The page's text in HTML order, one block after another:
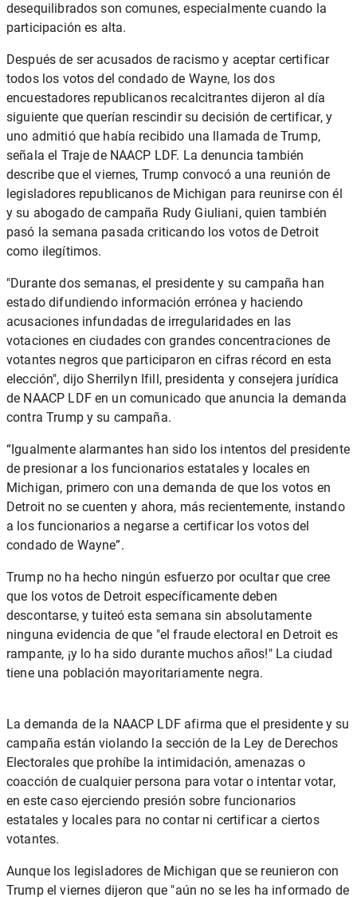
desequilibrados son comunes, especialmente cuando la
participación es alta.
Después de ser acusados ​​de racismo y aceptar certificar
todos los votos del condado de Wayne, los dos
encuestadores republicanos recalcitrantesdijeron al día
siguiente que querían rescindir su decisión de certificar, y
uno admitió que había recibido una llamada de Trump,
señala el Traje de NAACP LDF. La denuncia también
describe que el viernes, Trump convocó a una reunión de
legisladores republicanos de Michigan para reunirse con él
y su abogado de campaña Rudy Giuliani, quien también
pasó la semana pasada criticando los votos de Detroit
como ilegítimos.
"Durante dos semanas, el presidente y su campaña han
estado difundiendo información errónea y haciendo
acusaciones infundadas de irregularidades en las
votaciones en ciudades con grandes concentraciones de
votantes negros que participaron en cifras récord en esta
elección", dijo Sherrilyn Ifill, presidenta y consejera jurídica
de NAACP LDF en un comunicado queanuncia la demanda
contra Trump y su campaña.
“Igualmente alarmantes han sido los intentos del presidente
de presionar a los funcionarios estatales y locales en
Michigan, primero con una demanda de que los votos en
Detroit no se cuenten y ahora, más recientemente, instando
a los funcionarios a negarse a certificar los votos del
condado de Wayne”.
Trump no ha hecho ningún esfuerzo por ocultar que cree
que los votos de Detroit específicamente deben
descontarse, ytuiteó esta semana sin absolutamente
ninguna evidencia de que "el fraude electoral en Detroit es
rampante, ¡y lo ha sido durante muchos años!" La ciudad
tiene una población mayoritariamente negra.
La demanda de la NAACP LDF afirma que el presidente y su
campaña están violando la sección de la Ley de Derechos
Electorales que prohíbe la intimidación, amenazas o
coacción de cualquier persona para votar o intentar votar,
en este caso ejerciendo presión sobre funcionarios
estatales y locales para no contar ni certificar a ciertos
votantes.
Aunque los legisladores de Michigan que se reunieron con
Trump el viernes dijeron que "aún no se les ha informado de